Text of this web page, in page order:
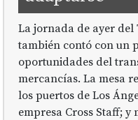
La jornada de ayer del
también contó con un
oportunidades del
mercancías. La mesa
los puertos de Los
empresa Cross Staff;